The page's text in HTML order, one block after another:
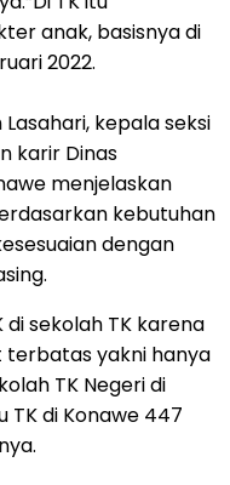
anak, basisnya di
2022.
kepala seksi
karir Dinas
menjelaskan
kebutuhan
dengan
sekolah TK karena
terbatas yakni hanya
TK Negeri di
TK di Konawe 447